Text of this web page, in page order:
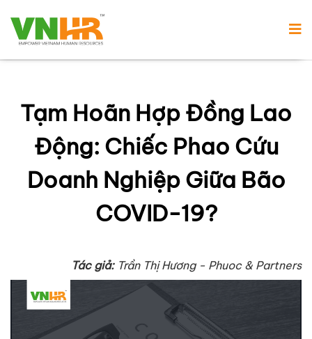
Tạm Hoãn Hợp Đồng Lao
Động: Chiếc Phao Cứu
Doanh Nghiệp Giữa Bão
COVID-19?
Tác giả:Trần Thị Hương - Phuoc & Partners